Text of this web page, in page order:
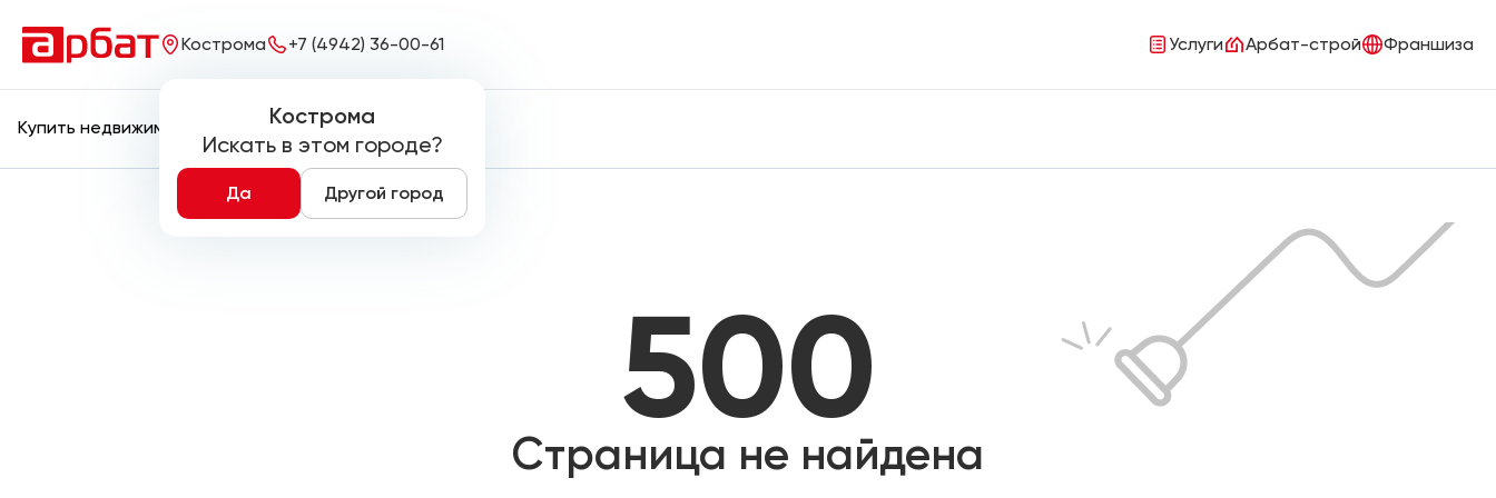
Кострома
Кострома
Искать в этом городе?
Да Другой город
+7 (4942) 36-00-61 Услуги Арбат-строй Франшиза
Купить недвижимость Снять недвижимость
500
Страница не найдена